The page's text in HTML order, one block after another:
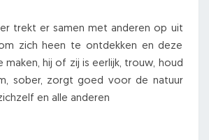
trekt er samen met anderen op uit
zich heen te ontdekken en deze
maken, hij of zij is eerlijk, trouw, houd
sober, zorgt goed voor de natuur
en alle anderen